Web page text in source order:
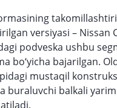
versiyasi – Nissan
podveska ushbu
bo‘yicha bajarilgan.
mustaqil
buraluvchi balkali